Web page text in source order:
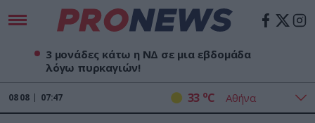
3 μονάδες κάτω η ΝΔ σε μια εβδομάδα
λόγω πυρκαγιών!
08 08 07:47 33 oC